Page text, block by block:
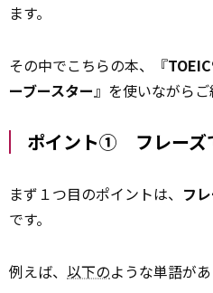
ます。
その中でこちらの本、『
ーブースター 』を使いながらご
ポイント① フレーズ
まず１つ目のポイントは、 フ
です。
例えば、 以下のような単語があ